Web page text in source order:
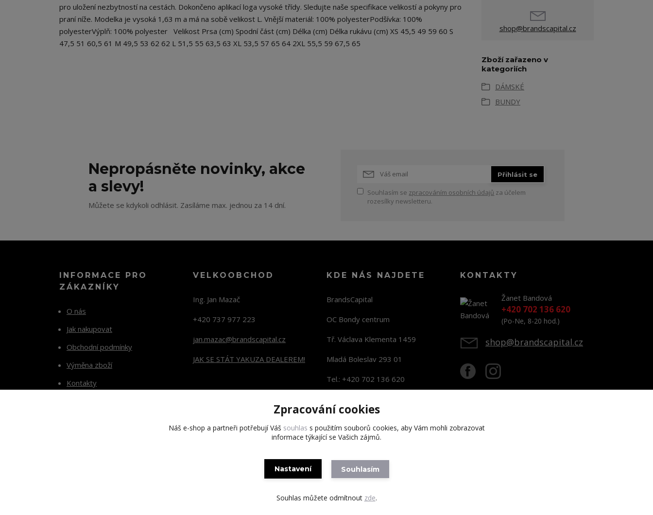
pro uložení nezbytností na cestách. Dokončeno aplikací loga vysoké třídy. Sledujte naše specifikace velikostí a pokyny pro
praní níže. Modelka je vysoká 1,63 m a má na sobě velikost L. Vnější materiál: 100% polyesterPodšívka: 100%
polyesterVýplň: 100% polyester Velikost Prsa (cm) Spodní část (cm) Délka (cm) Délka rukávu (cm) XS 45,5 49 59 60 S
47,5 51 60,5 61 M 49,5 53 62 62 L 51,5 55 63,5 63 XL 53,5 57 65 64 2XL 55,5 59 67,5 65
shop@brandscapital.cz
Zboží zařazeno v
kategoriích
DÁMSKÉ
BUNDY
Nepropásněte novinky, akce
a slevy!
Můžete se kdykoli odhlásit. Zasíláme max. jednou za 14 dní.
Přihlásit se
Souhlasím se zpracováním osobních údajů za účelem
rozesílky newsletteru.
INFORMACE PRO
ZÁKAZNÍKY
O nás
Jak nakupovat
Obchodní podmínky
Výměna zboží
Kontakty
VELKOOBCHOD
Ing. Jan Mazač
+420 737 977 223
jan.mazac@brandscapital.cz
JAK SE STÁT YAKUZA DEALEREM!
KDE NÁS NAJDETE
BrandsCapital
OC Bondy centrum
Tř. Václava Klementa 1459
Mladá Boleslav 293 01
Tel.: +420 702 136 620
KONTAKTY
Žanet Bandová
+420 702 136 620
(Po-Ne, 8-20 hod.)
shop@brandscapital.cz
Copyright 2020 BrandsCapital s.r.o.
Zpracování cookies
Náš e-shop a partneři potřebují Váš souhlas s použitím souborů cookies, aby Vám mohli zobrazovat
informace týkající se Vašich zájmů.
Nastavení Souhlasím
Souhlas můžete odmítnout zde.